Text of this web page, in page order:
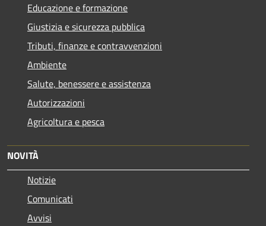
Educazione e formazione
Giustizia e sicurezza pubblica
Tributi, finanze e contravvenzioni
Ambiente
Salute, benessere e assistenza
Autorizzazioni
Agricoltura e pesca
NOVITÀ
Notizie
Comunicati
Avvisi